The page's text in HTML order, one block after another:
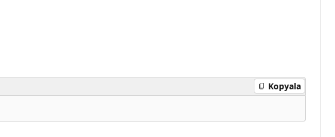
Kopyala